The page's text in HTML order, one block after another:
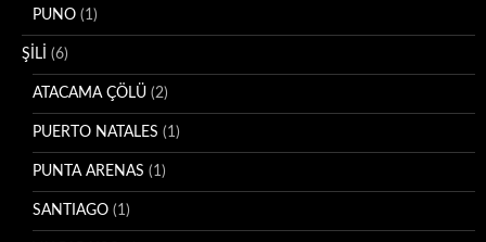
PUNO (1)
ŞİLİ (6)
ATACAMA ÇÖLÜ (2)
PUERTO NATALES (1)
PUNTA ARENAS (1)
SANTIAGO (1)